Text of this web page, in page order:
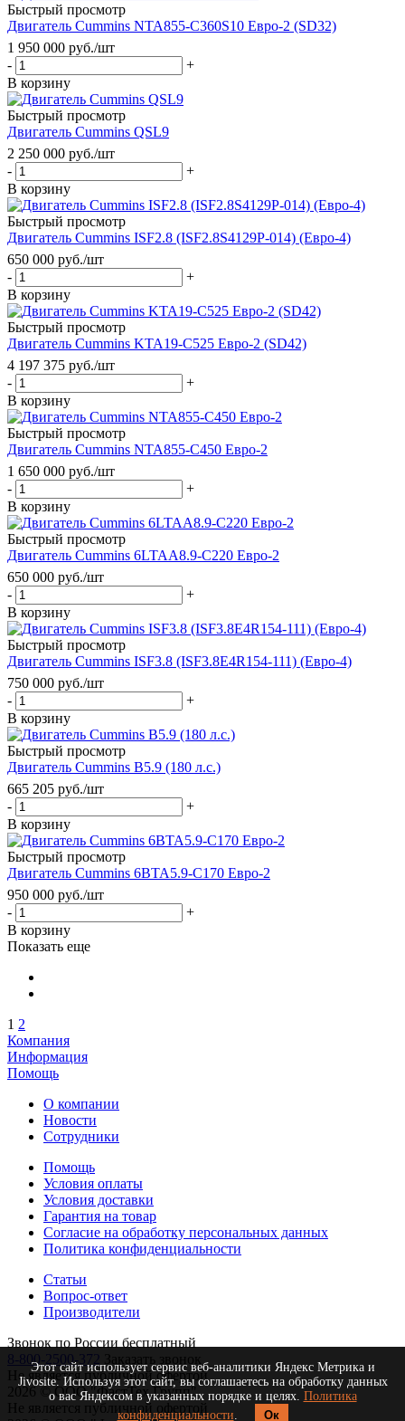
Быстрый просмотр
Двигатель Cummins NTA855-C360S10 Евро-2 (SD32)
1 950 000 руб./шт
-
+
В корзину
Быстрый просмотр
Двигатель Cummins QSL9
2 250 000 руб./шт
-
+
В корзину
Быстрый просмотр
Двигатель Cummins ISF2.8 (ISF2.8S4129P-014) (Евро-4)
650 000 руб./шт
-
+
В корзину
Быстрый просмотр
Двигатель Cummins KTA19-C525 Евро-2 (SD42)
4 197 375 руб./шт
-
+
В корзину
Быстрый просмотр
Двигатель Cummins NTA855-C450 Евро-2
1 650 000 руб./шт
-
+
В корзину
Быстрый просмотр
Двигатель Cummins 6LTAA8.9-C220 Евро-2
650 000 руб./шт
-
+
В корзину
Быстрый просмотр
Двигатель Cummins ISF3.8 (ISF3.8E4R154-111) (Евро-4)
750 000 руб./шт
-
+
В корзину
Быстрый просмотр
Двигатель Cummins B5.9 (180 л.с.)
665 205 руб./шт
-
+
В корзину
Быстрый просмотр
Двигатель Cummins 6BTA5.9-C170 Евро-2
950 000 руб./шт
-
+
В корзину
Показать еще
1 2
Компания
Информация
Помощь
О компании
Новости
Сотрудники
Помощь
Условия оплаты
Условия доставки
Гарантия на товар
Согласие на обработку персональных данных
Политика конфиденциальности
Статьи
Вопрос-ответ
Производители
Звонок по России бесплатный
8-800-2500-372
Заказать звонок
Не является публичной офертой
2026 © ООО "ФастТех Групп"
Не является публичной офертой
Этот сайт использует сервис веб-аналитики Яндекс Метрика и
Jivosite. Используя этот сайт, вы соглашаетесь на обработку данных
о вас Яндексом в указанных порядке и целях. Политика
конфиденциальности. Ок